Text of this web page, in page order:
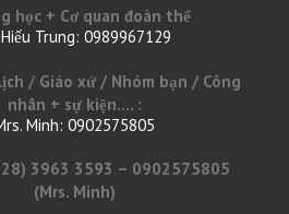
học + Cơ quan đoàn thể
Hiếu Trung: 0989967129
in
your
/ Giáo xứ / Nhóm bạn / Công
nhân + sự kiện.... :
Minh: 0902575805
in
your
3963 3593 – 0902575805
(Mrs. Minh)